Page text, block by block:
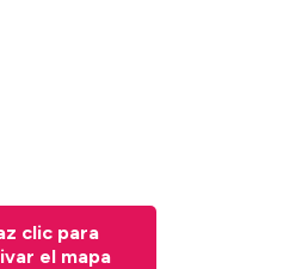
clic para
el mapa